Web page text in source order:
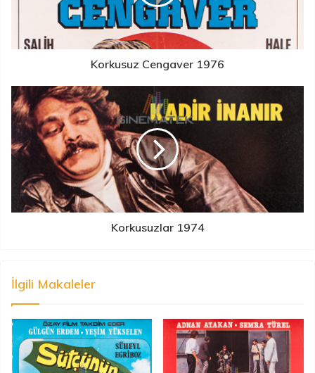
Korkusuz Cengaver 1976
Korkusuzlar 1974
İlgili Makaleler